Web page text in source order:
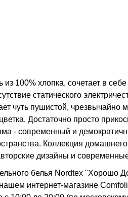
100% хлопка, сочетает в
статического
чуть пушистой, чрезвычайно
Достаточно просто
- современный и
Коллекция домашнего
дизайны и
белья Nordtex
интернет-магазине